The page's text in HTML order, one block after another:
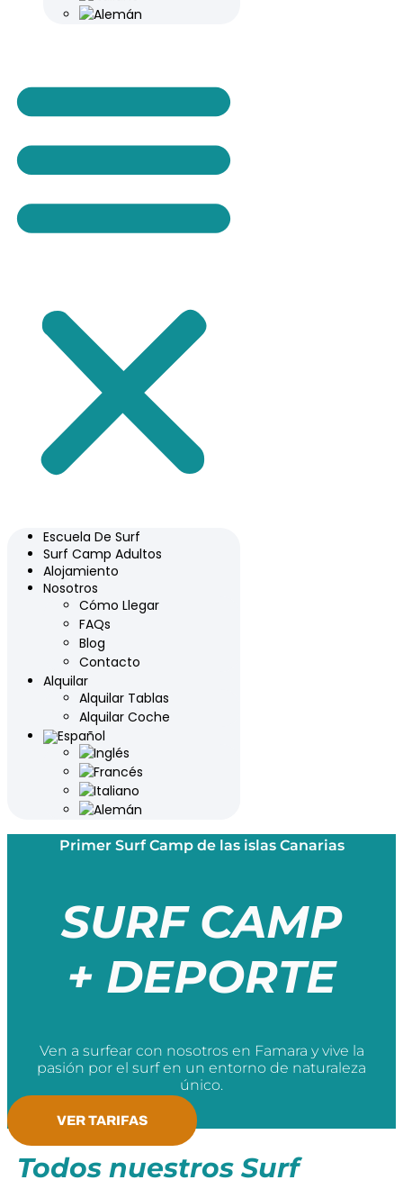
Escuela De Surf
Surf Camp Adultos
Alojamiento
Nosotros
Cómo Llegar
FAQs
Blog
Contacto
Alquilar
Alquilar Tablas
Alquilar Coche
Primer Surf Camp de las islas Canarias
SURF CAMP
+ DEPORTE
Ven a surfear con nosotros en Famara y vive la
pasión por el surf en un entorno de naturaleza
único.
VER TARIFAS
Todos nuestros Surf